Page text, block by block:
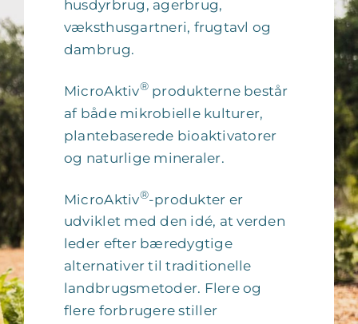
husdyrbrug, agerbrug,
væksthusgartneri, frugtavl og
dambrug.
MicroAktiv®produkterne består
af både mikrobielle kulturer,
plantebaserede bioaktivatorer
og naturlige mineraler.
MicroAktiv®-produkter er
udviklet med den idé, at verden
leder efter bæredygtige
alternativer til traditionelle
landbrugsmetoder. Flere og
flere forbrugere stiller